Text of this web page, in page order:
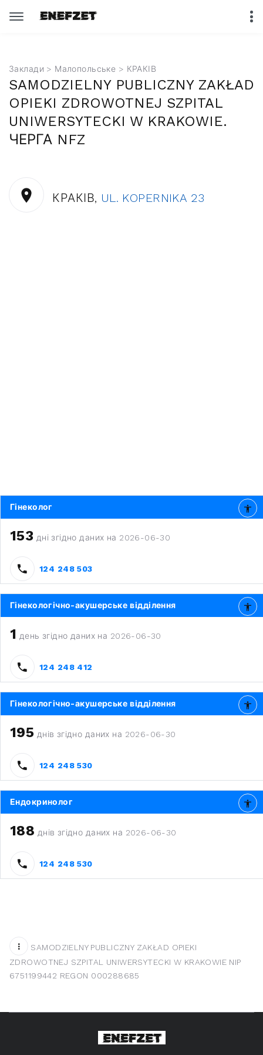
Заклади > Малопольське > КРАКІВ
SAMODZIELNY PUBLICZNY ZAKŁAD
OPIEKI ZDROWOTNEJ SZPITAL
UNIWERSYTECKI W KRAKOWIE.
ЧЕРГА NFZ
КРАКІВ, UL. KOPERNIKA 23
Гінеколог
153 дні згідно даних на 2026-06-30
124 248 503
Гінекологічно-акушерське відділення
1 день згідно даних на 2026-06-30
124 248 412
Гінекологічно-акушерське відділення
195 днів згідно даних на 2026-06-30
124 248 530
Ендокринолог
188 днів згідно даних на 2026-06-30
124 248 530
SAMODZIELNY PUBLICZNY ZAKŁAD OPIEKI
ZDROWOTNEJ SZPITAL UNIWERSYTECKI W KRAKOWIE NIP
6751199442 REGON 000288685